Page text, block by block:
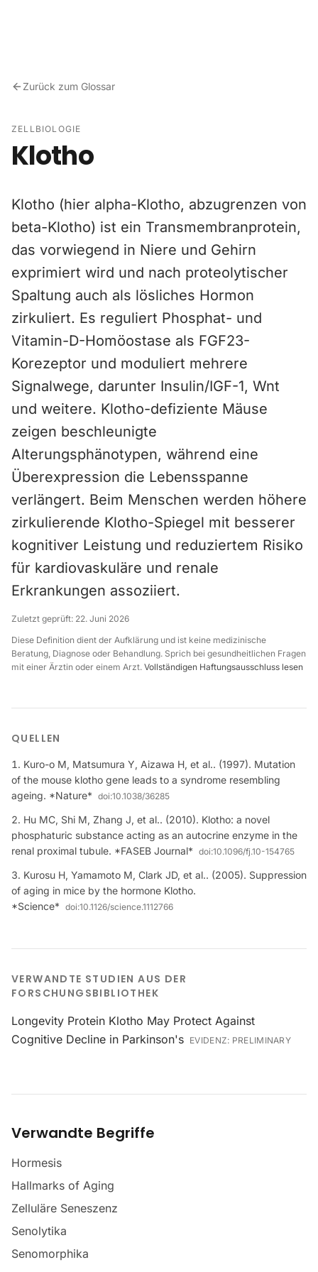
Zurück zum Glossar
ZELLBIOLOGIE
Klotho
Klotho (hier alpha-Klotho, abzugrenzen von
beta-Klotho) ist ein Transmembranprotein,
das vorwiegend in Niere und Gehirn
exprimiert wird und nach proteolytischer
Spaltung auch als lösliches Hormon
zirkuliert. Es reguliert Phosphat- und
Vitamin-D-Homöostase als FGF23-
Korezeptor und moduliert mehrere
Signalwege, darunter Insulin/IGF-1, Wnt
und weitere. Klotho-defiziente Mäuse
zeigen beschleunigte
Alterungsphänotypen, während eine
Überexpression die Lebensspanne
verlängert. Beim Menschen werden höhere
zirkulierende Klotho-Spiegel mit besserer
kognitiver Leistung und reduziertem Risiko
für kardiovaskuläre und renale
Erkrankungen assoziiert.
Zuletzt geprüft: 22. Juni 2026
Diese Definition dient der Aufklärung und ist keine medizinische
Beratung, Diagnose oder Behandlung. Sprich bei gesundheitlichen Fragen
mit einer Ärztin oder einem Arzt. Vollständigen Haftungsausschluss lesen
QUELLEN
Kuro-o M, Matsumura Y, Aizawa H, et al.. (1997). Mutation
of the mouse klotho gene leads to a syndrome resembling
ageing. *Nature* doi:10.1038/36285
Hu MC, Shi M, Zhang J, et al.. (2010). Klotho: a novel
phosphaturic substance acting as an autocrine enzyme in the
renal proximal tubule. *FASEB Journal* doi:10.1096/fj.10-154765
Kurosu H, Yamamoto M, Clark JD, et al.. (2005). Suppression
of aging in mice by the hormone Klotho.
*Science* doi:10.1126/science.1112766
VERWANDTE STUDIEN AUS DER
FORSCHUNGSBIBLIOTHEK
Longevity Protein Klotho May Protect Against
Cognitive Decline in Parkinson's EVIDENZ: PRELIMINARY
Verwandte Begriffe
Hormesis
Hallmarks of Aging
Zelluläre Seneszenz
Senolytika
Senomorphika